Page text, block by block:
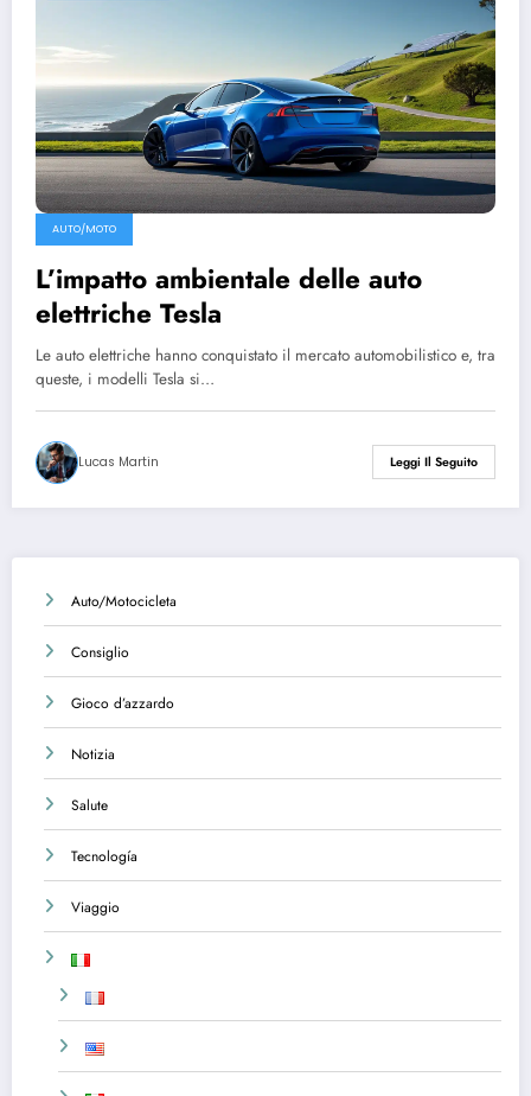
AUTO/MOTO
L’impatto ambientale delle auto
elettriche Tesla
Le auto elettriche hanno conquistato il mercato automobilistico e, tra
queste, i modelli Tesla si…
Lucas Martin Leggi Il Seguito
Auto/Motocicleta
Consiglio
Gioco d’azzardo
Notizia
Salute
Tecnología
Viaggio